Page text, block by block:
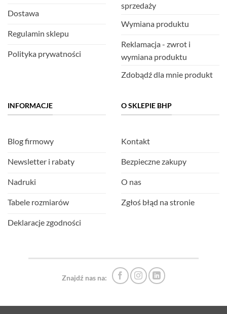
Dostawa
Regulamin sklepu
Polityka prywatności
sprzedaży
Wymiana produktu
Reklamacja - zwrot i
wymiana produktu
Zdobądź dla mnie produkt
INFORMACJE
Blog firmowy
Newsletter i rabaty
Nadruki
Tabele rozmiarów
Deklaracje zgodności
O SKLEPIE BHP
Kontakt
Bezpieczne zakupy
O nas
Zgłoś błąd na stronie
Znajdź nas na: